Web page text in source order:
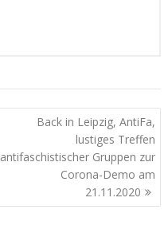
Back in Leipzig, AntiFa,
lustiges Treffen
antifaschistischer Gruppen zur
Corona-Demo am
21.11.2020